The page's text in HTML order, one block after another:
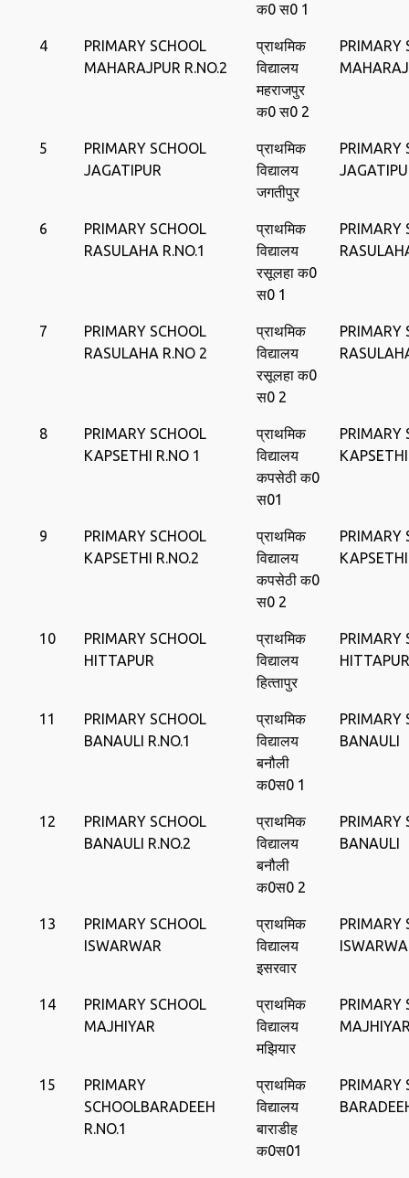
क0 स0 1
4
PRIMARY SCHOOL
MAHARAJPUR R.NO.2
प्राथमिक
विद्यालय
महराजपुर
क0 स0 2
PRIMARY
5
PRIMARY SCHOOL
JAGATIPUR
प्राथमिक
विद्यालय
जगतीपुर
PRIMARY
6
PRIMARY SCHOOL
RASULAHA R.NO.1
प्राथमिक
विद्यालय
रसूलहा क0
स0 1
PRIMARY
7
PRIMARY SCHOOL
RASULAHA R.NO 2
प्राथमिक
विद्यालय
रसूलहा क0
स0 2
PRIMARY
8
PRIMARY SCHOOL
KAPSETHI R.NO 1
प्राथमिक
विद्यालय
कपसेठी क0
स01
PRIMARY
KAPSETHI
9
PRIMARY SCHOOL
KAPSETHI R.NO.2
प्राथमिक
विद्यालय
कपसेठी क0
स0 2
PRIMARY
KAPSETHI
10
PRIMARY SCHOOL
HITTAPUR
प्राथमिक
विद्यालय
हित्‍तापुर
PRIMARY
HITTAPUR
11
PRIMARY SCHOOL
BANAULI R.NO.1
प्राथमिक
विद्यालय
बनौली
क0स0 1
PRIMARY
BANAULI
12
PRIMARY SCHOOL
BANAULI R.NO.2
प्राथमिक
विद्यालय
बनौली
क0स0 2
PRIMARY
BANAULI
13
PRIMARY SCHOOL
ISWARWAR
प्राथमिक
विद्यालय
इसरवार
PRIMARY
14
PRIMARY SCHOOL
MAJHIYAR
प्राथमिक
विद्यालय
मझियार
PRIMARY
15
PRIMARY
SCHOOLBARADEEH
R.NO.1
प्राथमिक
विद्यालय
बाराडीह
क0स01
PRIMARY